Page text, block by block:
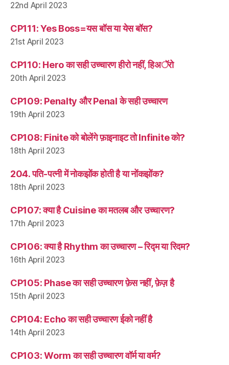
22nd April 2023
CP111: Yes Boss=यस बॉस या येस बॉस?
21st April 2023
CP110: Hero का सही उच्चारण हीरो नहीं, हिअॅरो
20th April 2023
CP109: Penalty और Penal के सही उच्चारण
19th April 2023
CP108: Finite को बोलेंगे फ़ाइनाइट तो Infinite को?
18th April 2023
204. पति-पत्नी में नोकझोंक होती है या नोंकझोंक?
18th April 2023
CP107: क्या है Cuisine का मतलब और उच्चारण?
17th April 2023
CP106: क्या है Rhythm का उच्चारण – रिद्म या रिदम?
16th April 2023
CP105: Phase का सही उच्चारण फ़ेस नहीं, फ़ेज़ है
15th April 2023
CP104: Echo का सही उच्चारण ईको नहीं है
14th April 2023
CP103: Worm का सही उच्चारण वॉर्म या वर्म?